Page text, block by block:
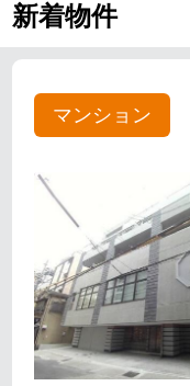
新着物件
マンション